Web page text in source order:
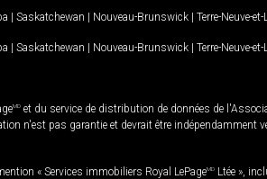
| Saskatchewan | Nouveau-Brunswick | Terre-Neuve-
| Saskatchewan | Nouveau-Brunswick | Terre-Neuve-
MD et du service de distribution de données de
n'est pas garantie et devrait être indépendamment
« Services immobiliers Royal LePageMD Ltée »,